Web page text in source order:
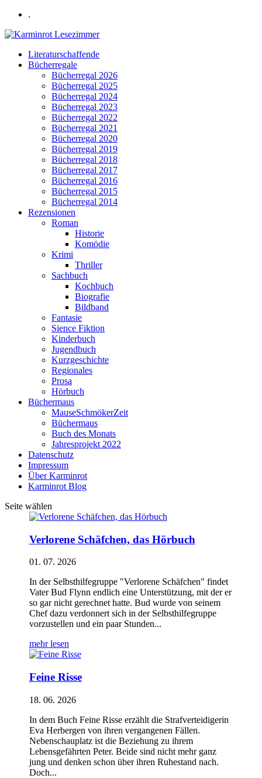
.
Literaturschaffende
Bücherregale
Bücherregal 2026
Bücherregal 2025
Bücherregal 2024
Bücherregal 2023
Bücherregal 2022
Bücherregal 2021
Bücherregal 2020
Bücherregal 2019
Bücherregal 2018
Bücherregal 2017
Bücherregal 2016
Bücherregal 2015
Bücherregal 2014
Rezensionen
Roman
Historie
Komödie
Krimi
Thriller
Sachbuch
Kochbuch
Biografie
Bildband
Fantasie
Sience Fiktion
Kinderbuch
Jugendbuch
Kurzgeschichte
Regionales
Prosa
Hörbuch
Büchermaus
MauseSchmökerZeit
Büchermaus
Buch des Monats
Jahresprojekt 2022
Datenschutz
Impressum
Über Karminrot
Karminrot Blog
Seite wählen
Verlorene Schäfchen, das Hörbuch
01. 07. 2026
In der Selbsthilfegruppe "Verlorene Schäfchen" findet
Vater Bud Flynn endlich eine Unterstützung, mit der er
so gar nicht gerechnet hatte. Bud wurde von seinem
Chef dazu verdonnert sich in der Selbsthilfegruppe
vorzustellen und ein paar Stunden...
mehr lesen
Feine Risse
18. 06. 2026
In dem Buch Feine Risse erzählt die Strafverteidigerin
Eva Herbergen von ihren vergangenen Fällen.
Nebenschauplatz ist die Beziehung zu ihrem
Lebensgefährten Peter. Beide sind nicht mehr ganz
jung und denken schon über ihren Ruhestand nach.
Doch...